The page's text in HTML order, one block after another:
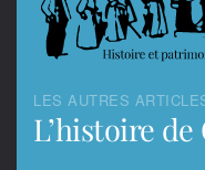
LES AUTRES
L’histoire